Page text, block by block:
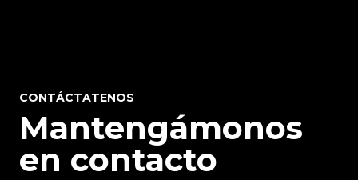
CONTÁCTATENOS
Mantengámonos
en contacto